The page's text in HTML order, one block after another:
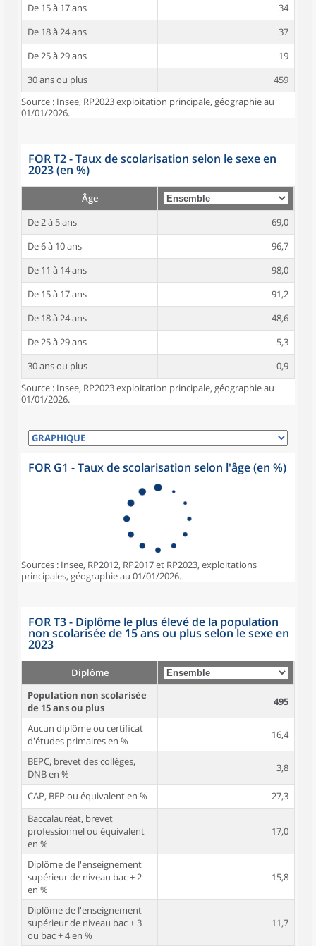
De 15 à 17 ans
34
De 18 à 24 ans
37
De 25 à 29 ans
19
30 ans ou plus
459
Source : Insee, RP2023 exploitation principale, géographie au
01/01/2026.
FOR T2 - Taux de scolarisation selon le sexe en
2023 (en %)
Âge
De 2 à 5 ans
69,0
De 6 à 10 ans
96,7
De 11 à 14 ans
98,0
De 15 à 17 ans
91,2
De 18 à 24 ans
48,6
De 25 à 29 ans
5,3
30 ans ou plus
0,9
Source : Insee, RP2023 exploitation principale, géographie au
01/01/2026.
FOR G1 - Taux de scolarisation selon l'âge (en %)
Sources : Insee, RP2012, RP2017 et RP2023, exploitations
principales, géographie au 01/01/2026.
FOR T3 - Diplôme le plus élevé de la population
non scolarisée de 15 ans ou plus selon le sexe en
2023
Diplôme
Population non scolarisée
de 15 ans ou plus
495
Aucun diplôme ou certificat
d'études primaires en %
16,4
BEPC, brevet des collèges,
DNB en %
3,8
CAP, BEP ou équivalent en %
27,3
Baccalauréat, brevet
professionnel ou équivalent
en %
17,0
Diplôme de l'enseignement
supérieur de niveau bac + 2
en %
15,8
Diplôme de l'enseignement
supérieur de niveau bac + 3
ou bac + 4 en %
11,7